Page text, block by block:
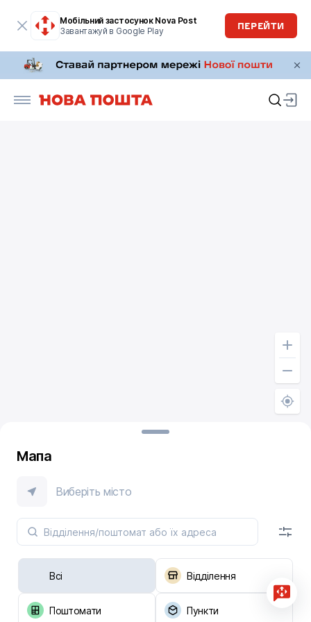
Мобільний застосунок Nova Post
Завантажуй в Google Play
ПЕРЕЙТИ
Мапа
Виберіть місто
Всі Відділення
Поштомати Пункти